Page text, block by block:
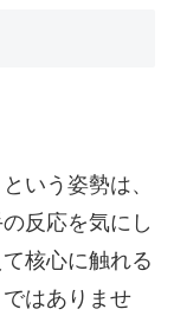
いう姿勢は、
反応を気にし
核心に触れる
はありませ